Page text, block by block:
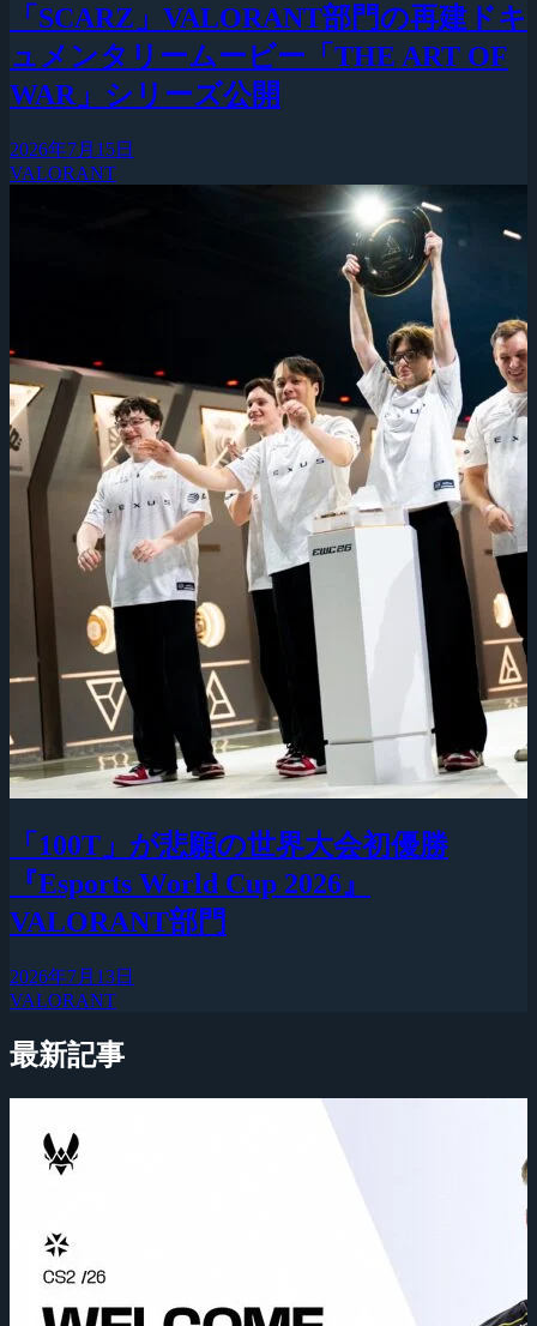
「SCARZ」VALORANT部門の再建ドキ
ュメンタリームービー「THE ART OF
WAR」シリーズ公開
2026年7月15日
VALORANT
「100T」が悲願の世界大会初優勝
『Esports World Cup 2026』
VALORANT部門
2026年7月13日
VALORANT
最新記事